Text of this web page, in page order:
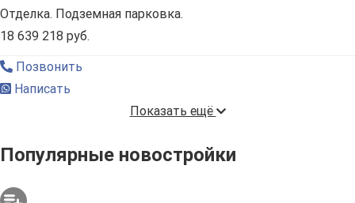
Отделка. Подземная парковка.
18 639 218 руб.
Позвонить
Написать
Показать ещё
Популярные новостройки